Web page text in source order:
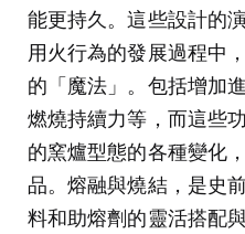
能更持久。這些設計的
用火行為的發展過程中
的「魔法」。包括增加
燃燒持續力等，而這些
的窯爐型態的各種變化
品。熔融與燒結，是史
料和助熔劑的靈活搭配